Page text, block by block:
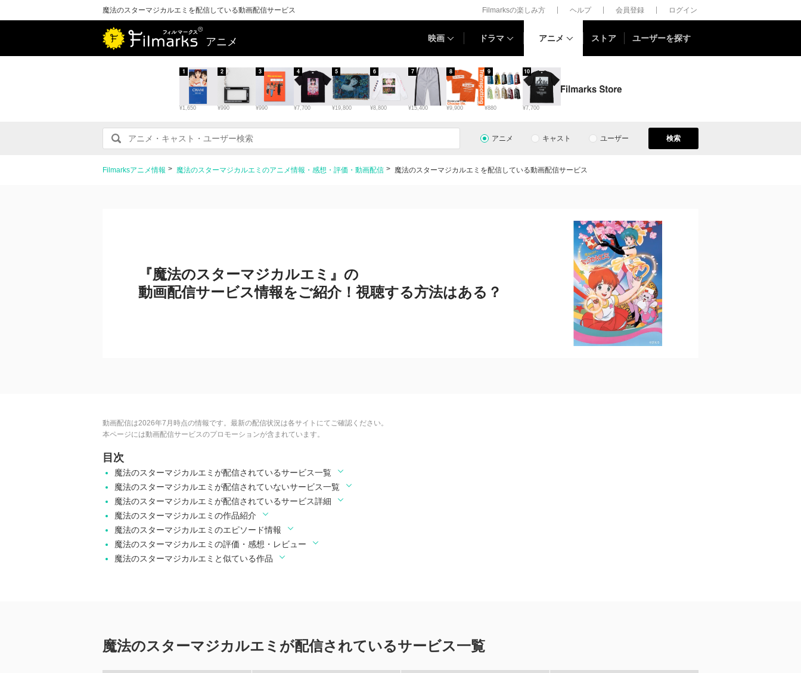
魔法のスターマジカルエミを配信している動画配信サービス Filmarksの楽しみ方 ヘルプ 会員登録 ログイン
アニメ 映画 ドラマ アニメ ストア ユーザーを探す
¥1,650
1
¥990
2
¥990
3
¥7,700
4
¥19,800
5
¥8,800
6
¥15,400
7
¥9,900
8
¥880
9
¥7,700
10
アニメ キャスト ユーザー 検索
Filmarksアニメ情報 魔法のスターマジカルエミのアニメ情報・感想・評価・動画配信 魔法のスターマジカルエミを配信している動画配信サービス
『魔法のスターマジカルエミ』の
動画配信サービス情報をご紹介！視聴する方法はある？
動画配信は2026年7月時点の情報です。最新の配信状況は各サイトにてご確認ください。
本ページには動画配信サービスのプロモーションが含まれています。
目次
魔法のスターマジカルエミが配信されているサービス一覧
魔法のスターマジカルエミが配信されていないサービス一覧
魔法のスターマジカルエミが配信されているサービス詳細
魔法のスターマジカルエミの作品紹介
魔法のスターマジカルエミのエピソード情報
魔法のスターマジカルエミの評価・感想・レビュー
魔法のスターマジカルエミと似ている作品
魔法のスターマジカルエミが配信されているサービス一覧